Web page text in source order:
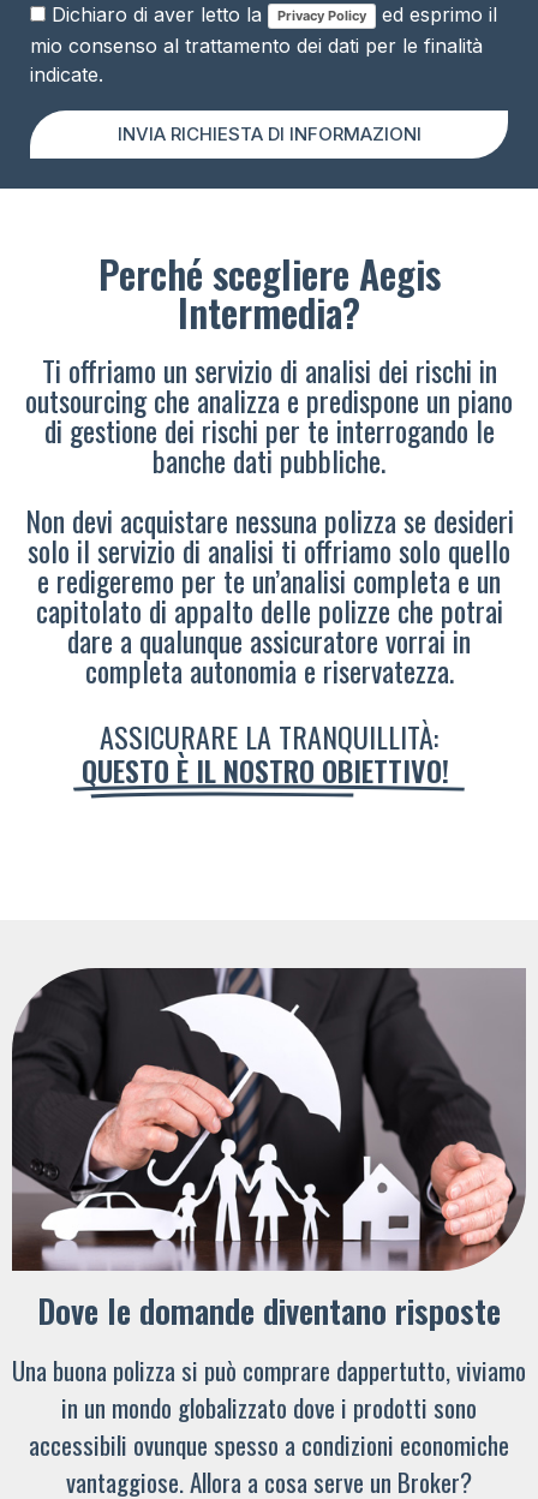
Dichiaro di aver letto la Privacy Policy
ed esprimo il
mio consenso al trattamento dei dati per le finalità
indicate.
INVIA RICHIESTA DI INFORMAZIONI
Perché scegliere Aegis
Intermedia?
Ti offriamo un servizio di analisi dei rischi in
outsourcing che analizza e predispone un piano
di gestione dei rischi per te interrogando le
banche dati pubbliche.
Non devi acquistare nessuna polizza se desideri
solo il servizio di analisi ti offriamo solo quello
e redigeremo per te un’analisi completa e un
capitolato di appalto delle polizze che potrai
dare a qualunque assicuratore vorrai in
completa autonomia e riservatezza.
ASSICURARE LA TRANQUILLITÀ:
QUESTO È IL NOSTRO OBIETTIVO!
Dove le domande diventano risposte
Una buona polizza si può comprare dappertutto, viviamo
in un mondo globalizzato dove i prodotti sono
accessibili ovunque spesso a condizioni economiche
vantaggiose. Allora a cosa serve un Broker?